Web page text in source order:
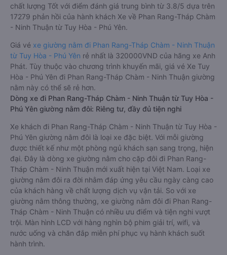
chất lượng Tốt với điểm đánh giá trung bình từ 3.8/5 dựa trên
17279 phản hồi của hành khách Xe về Phan Rang-Tháp Chàm
- Ninh Thuận từ Tuy Hòa - Phú Yên.
Giá vé xe giường nằm đi Phan Rang-Tháp Chàm - Ninh Thuận
từ Tuy Hòa - Phú Yên rẻ nhất là 320000VND của hãng xe Anh
Phát. Tùy thuộc vào chương trình khuyến mãi, giá vé Xe Tuy
Hòa - Phú Yên đi Phan Rang-Tháp Chàm - Ninh Thuận giường
nằm này có thể sẽ rẻ hơn.
Dòng xe đi Phan Rang-Tháp Chàm - Ninh Thuận từ Tuy Hòa -
Phú Yên giường nằm đôi: Riêng tư, đầy đủ tiện nghi
Xe khách đi Phan Rang-Tháp Chàm - Ninh Thuận từ Tuy Hòa -
Phú Yên giường nằm đôi là loại xe đặc biệt. Với mỗi giường
được thiết kế như một phòng ngủ khách sạn sang trọng, hiện
đại. Đây là dòng xe giường nằm cho cặp đôi đi Phan Rang-
Tháp Chàm - Ninh Thuận mới xuất hiện tại Việt Nam. Loại xe
giường nằm đôi ra đời nhằm đáp ứng yêu cầu ngày càng cao
của khách hàng về chất lượng dịch vụ vận tải. So với xe
giường nằm thông thường, xe giường nằm đôi đi Phan Rang-
Tháp Chàm - Ninh Thuận có nhiều ưu điểm và tiện nghi vượt
trội. Màn hình LCD với hàng nghìn bộ phim giải trí, wifi, và
nước uống và chăn đắp miễn phí phục vụ hành khách suốt
hành trình.